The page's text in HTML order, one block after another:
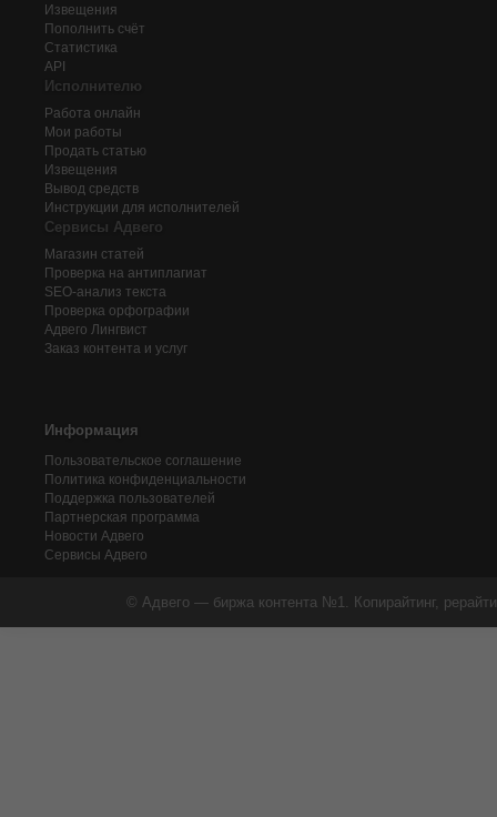
Извещения
Пополнить счёт
Статистика
API
Исполнителю
Работа онлайн
Мои работы
Продать статью
Извещения
Вывод средств
Инструкции для исполнителей
Сервисы Адвего
Магазин статей
Проверка на антиплагиат
SEO-анализ текста
Проверка орфографии
Адвего Лингвист
Заказ контента и услуг
Информация
Пользовательское соглашение
Политика конфиденциальности
Поддержка пользователей
Партнерская программа
Новости Адвего
Сервисы Адвего
© Адвего — биржа контента №1. Копирайтинг,